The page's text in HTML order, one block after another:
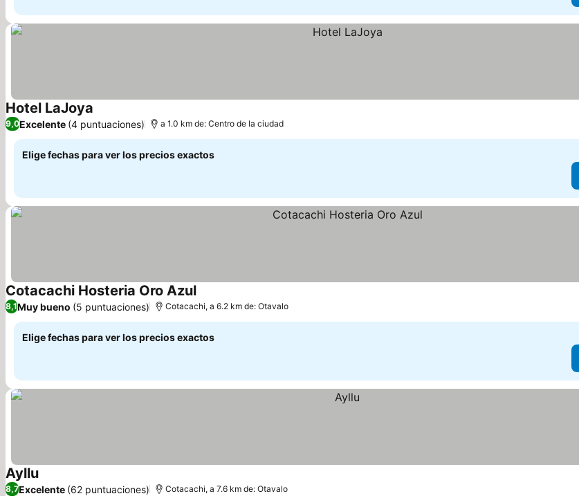
Hotel LaJoya
9,0Excelente (4 puntuaciones) a 1.0 km de: Centro de la ciudad
Elige fechas para ver los precios exactos
Cotacachi Hosteria Oro AzulVer precios
8,1Muy bueno (5 puntuaciones) Cotacachi, a 6.2 km de: Otavalo
Elige fechas para ver los precios exactos
AylluVer precios
8,7Excelente (62 puntuaciones) Cotacachi, a 7.6 km de: Otavalo